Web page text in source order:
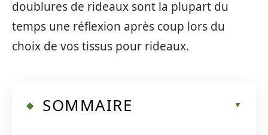
doublures de rideaux sont la plupart du
temps une réflexion après coup lors du
choix de vos tissus pour rideaux.
SOMMAIRE